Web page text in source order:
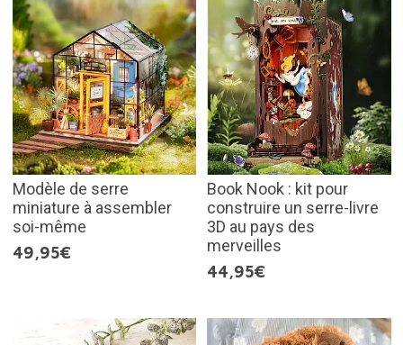
Modèle de serre
miniature à assembler
soi-même
49,95€
Book Nook : kit pour
construire un serre-livre
3D au pays des
merveilles
44,95€